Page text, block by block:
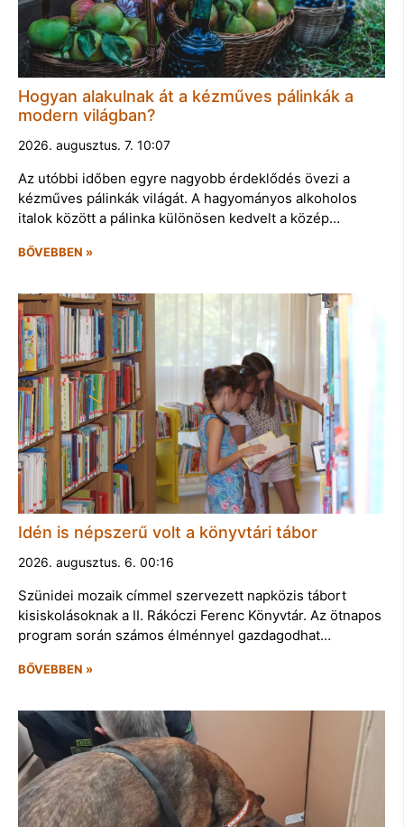
Hogyan alakulnak át a kézműves pálinkák a
modern világban?
2026. augusztus. 7. 10:07
Az utóbbi időben egyre nagyobb érdeklődés övezi a
kézműves pálinkák világát. A hagyományos alkoholos
italok között a pálinka különösen kedvelt a közép…
BŐVEBBEN »
Idén is népszerű volt a könyvtári tábor
2026. augusztus. 6. 00:16
Szünidei mozaik címmel szervezett napközis tábort
kisiskolásoknak a II. Rákóczi Ferenc Könyvtár. Az ötnapos
program során számos élménnyel gazdagodhat…
BŐVEBBEN »